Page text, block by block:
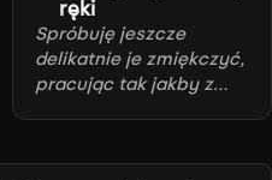
ręki
Spróbuję jeszcze
delikatnie je zmiękczyć,
pracując tak jakby z